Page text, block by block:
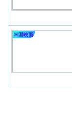
韓国映画